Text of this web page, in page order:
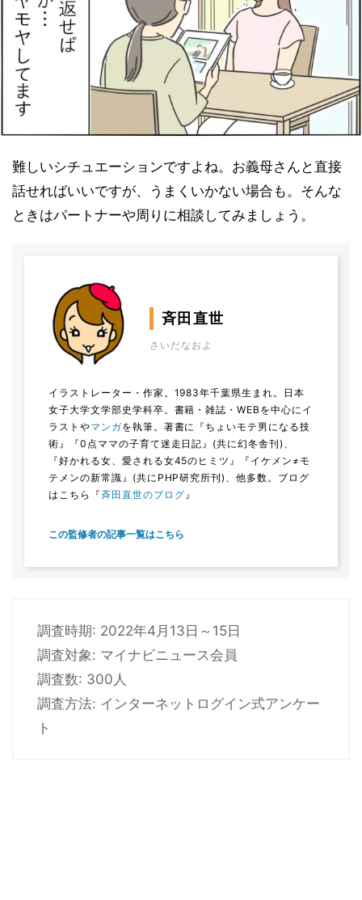
難しいシチュエーションですよね。お義母さんと直接
話せればいいですが、うまくいかない場合も。そんな
ときはパートナーや周りに相談してみましょう。
斉田直世
さいだなおよ
イラストレーター・作家。1983年千葉県生まれ。日本
女子大学文学部史学科卒。書籍・雑誌・WEBを中心にイ
ラストやマンガを執筆。著書に『ちょいモテ男になる技
術』『0点ママの子育て迷走日記』(共に幻冬舎刊)、
『好かれる女、愛される女45のヒミツ』『イケメン≠モ
テメンの新常識』(共にPHP研究所刊)、他多数。ブログ
はこちら『斉田直世のブログ』
この監修者の記事一覧はこちら
調査時期: 2022年4月13日～15日
調査対象: マイナビニュース会員
調査数: 300人
調査方法: インターネットログイン式アンケー
ト